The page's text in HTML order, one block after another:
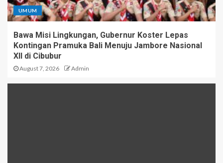
UMUM
Bawa Misi Lingkungan, Gubernur Koster Lepas
Kontingan Pramuka Bali Menuju Jambore Nasional
XII di Cibubur
August 7, 2026 Admin